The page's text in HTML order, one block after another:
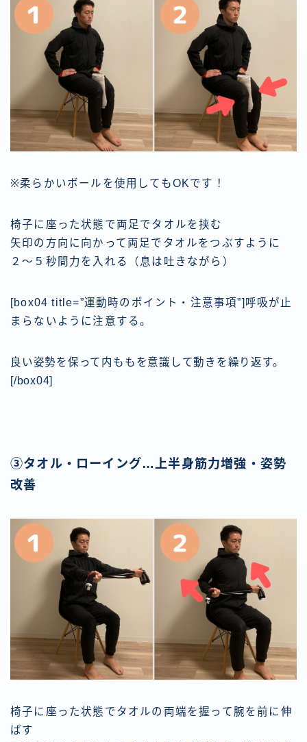
※柔らかいボールを使用してもOKです！
椅子に座った状態で両足でタオルを挟む
矢印の方向に向かって両足でタオルをつぶすように
２〜５秒間力を入れる（息は吐きながら）
[box04 title=”運動時のポイント・注意事項”]呼吸が止
まらないように注意する。
良い姿勢を保って内ももを意識して動きを繰り返す。
[/box04]
③タオル・ローイング…上半身筋力増強・姿勢
改善
椅子に座った状態でタオルの両端を握って腕を前に伸
ばす